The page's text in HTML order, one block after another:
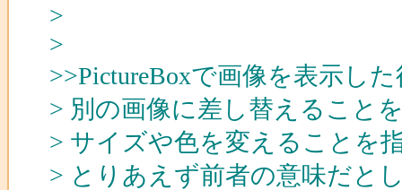
>
>
>>PictureBoxで画像を表示し
> 別の画像に差し替えること
> サイズや色を変えることを
> とりあえず前者の意味だと